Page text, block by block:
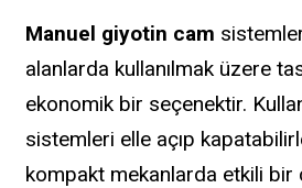
Manuel giyotin cam
alanlarda kullanılmak üzere
ekonomik bir seçenektir.
sistemleri elle açıp
kompakt mekanlarda etkili bir